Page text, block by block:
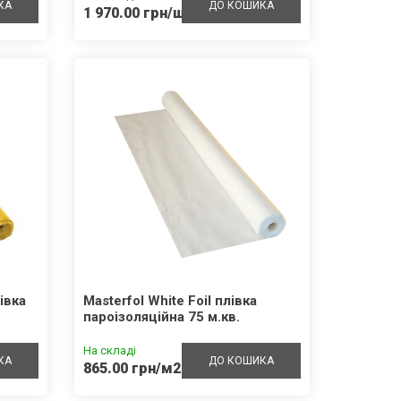
На складі
ДО КОШИКА
1 970.00 грн/шт. ДО КОШИКА
Masterfol White Foil плівка
пароізоляційна 75 м.кв.
На складі
865.00 грн/м2 ДО КОШИКА